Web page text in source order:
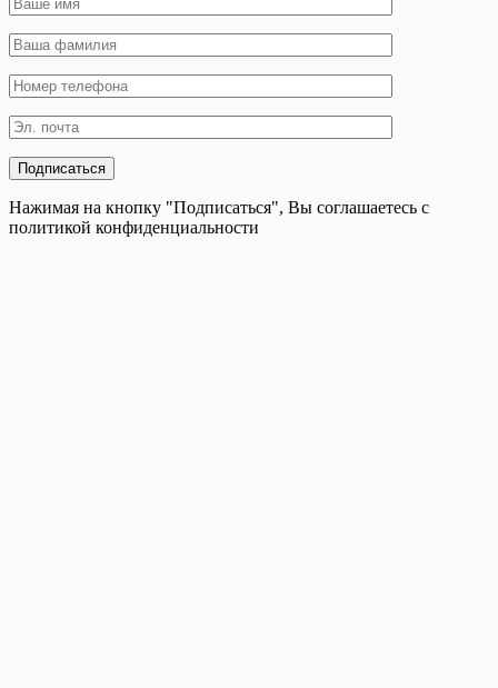
Нажимая на кнопку "Подписаться", Вы соглашаетесь с
политикой конфиденциальности